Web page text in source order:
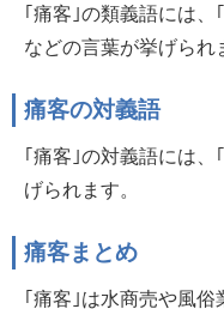
｢痛客｣の類義語には
などの言葉が挙げられ
痛客の対義語
｢痛客｣の対義語には
げられます。
痛客まとめ
｢痛客｣は水商売や風